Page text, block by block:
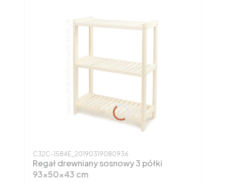
Kod produktu
C32C-1584E_20190319080936
Regał drewniany sosnowy 3 półki
93x50x43 cm